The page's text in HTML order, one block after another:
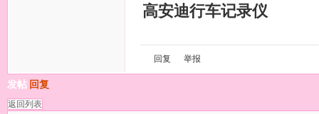
高安迪行车记录仪
回复 举报
发帖 回复
返回列表